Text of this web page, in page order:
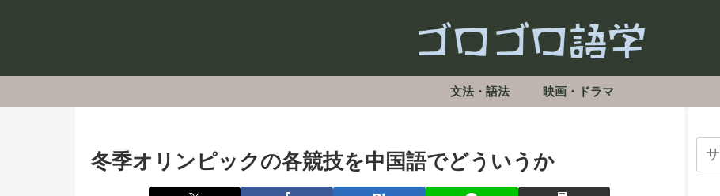
文法・語法 映画・ドラマ
冬季オリンピックの各競技を中国語でどういうか